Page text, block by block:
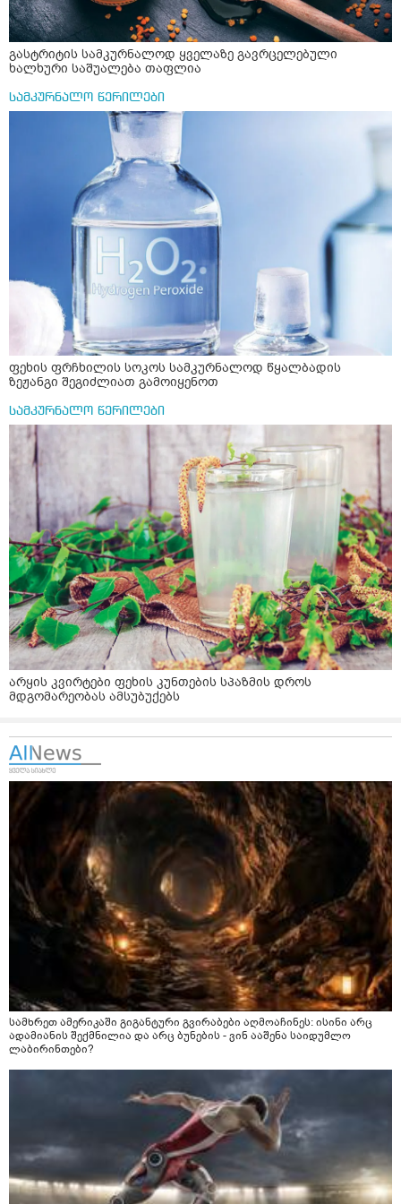
გასტრიტის სამკურნალოდ ყველაზე გავრცელებული
ხალხური საშუალება თაფლია
სამკურნალო წერილები
ფეხის ფრჩხილის სოკოს სამკურნალოდ წყალბადის
ზეჟანგი შეგიძლიათ გამოიყენოთ
სამკურნალო წერილები
არყის კვირტები ფეხის კუნთების სპაზმის დროს
მდგომარეობას ამსუბუქებს
სამხრეთ ამერიკაში გიგანტური გვირაბები აღმოაჩინეს: ისინი არც
ადამიანის შექმნილია და არც ბუნების - ვინ ააშენა საიდუმლო
ლაბირინთები?